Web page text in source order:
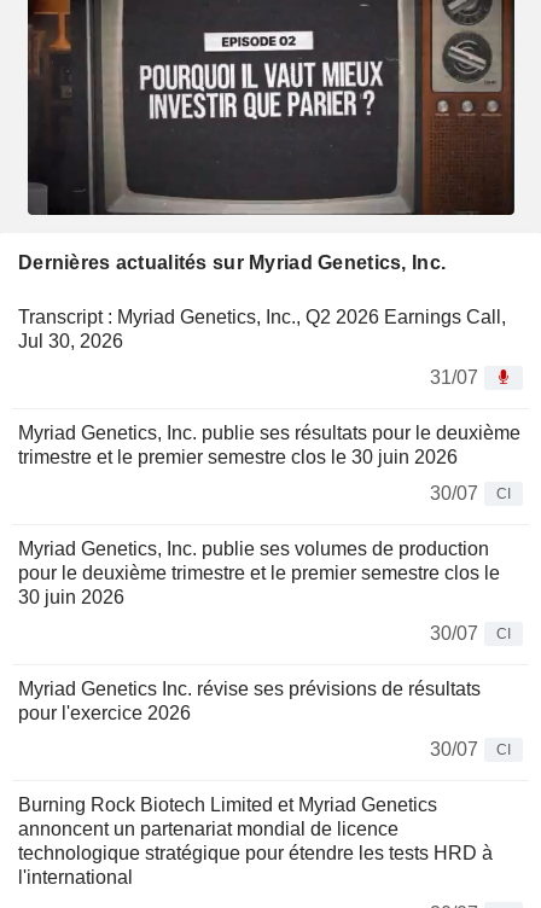
Dernières actualités sur Myriad Genetics, Inc.
Transcript : Myriad Genetics, Inc., Q2 2026 Earnings Call,
Jul 30, 2026
31/07
Myriad Genetics, Inc. publie ses résultats pour le deuxième
trimestre et le premier semestre clos le 30 juin 2026
30/07
CI
Myriad Genetics, Inc. publie ses volumes de production
pour le deuxième trimestre et le premier semestre clos le
30 juin 2026
30/07
CI
Myriad Genetics Inc. révise ses prévisions de résultats
pour l'exercice 2026
30/07
CI
Burning Rock Biotech Limited et Myriad Genetics
annoncent un partenariat mondial de licence
technologique stratégique pour étendre les tests HRD à
l'international